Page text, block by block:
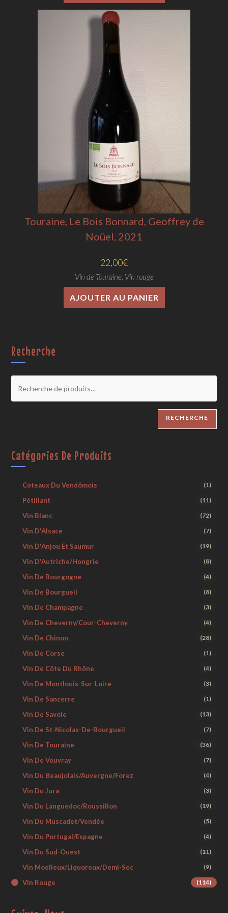
Touraine, Le Bois Bonnard, Geoffrey de
Noüel, 2021
22,00€
Vin de Touraine, Vin rouge
AJOUTER AU PANIER
Recherche
RECHERCHE
Catégories De Produits
Coteaux Du Vendômois (1)
Pétillant (11)
Vin Blanc (72)
Vin D'Alsace (7)
Vin D'Anjou Et Saumur (19)
Vin D'Autriche/Hongrie (8)
Vin De Bourgogne (4)
Vin De Bourgueil (8)
Vin De Champagne (3)
Vin De Cheverny/Cour-Cheverny (4)
Vin De Chinon (28)
Vin De Corse (1)
Vin De Côte Du Rhône (4)
Vin De Montlouis-Sur-Loire (3)
Vin De Sancerre (1)
Vin De Savoie (13)
Vin De St-Nicolas-De-Bourgueil (7)
Vin De Touraine (36)
Vin De Vouvray (7)
Vin Du Beaujolais/Auvergne/Forez (4)
Vin Du Jura (3)
Vin Du Languedoc/Roussillon (19)
Vin Du Muscadet/Vendée (5)
Vin Du Portugal/Espagne (4)
Vin Du Sud-Ouest (11)
Vin Moelleux/liquoreux/demi-Sec (9)
Vin Rouge (114)